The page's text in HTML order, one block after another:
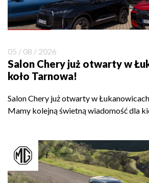
05 / 08 / 2026
Salon Chery już otwarty w
koło Tarnowa!
Salon Chery już otwarty w
Mamy kolejną świetną wiadomość dla